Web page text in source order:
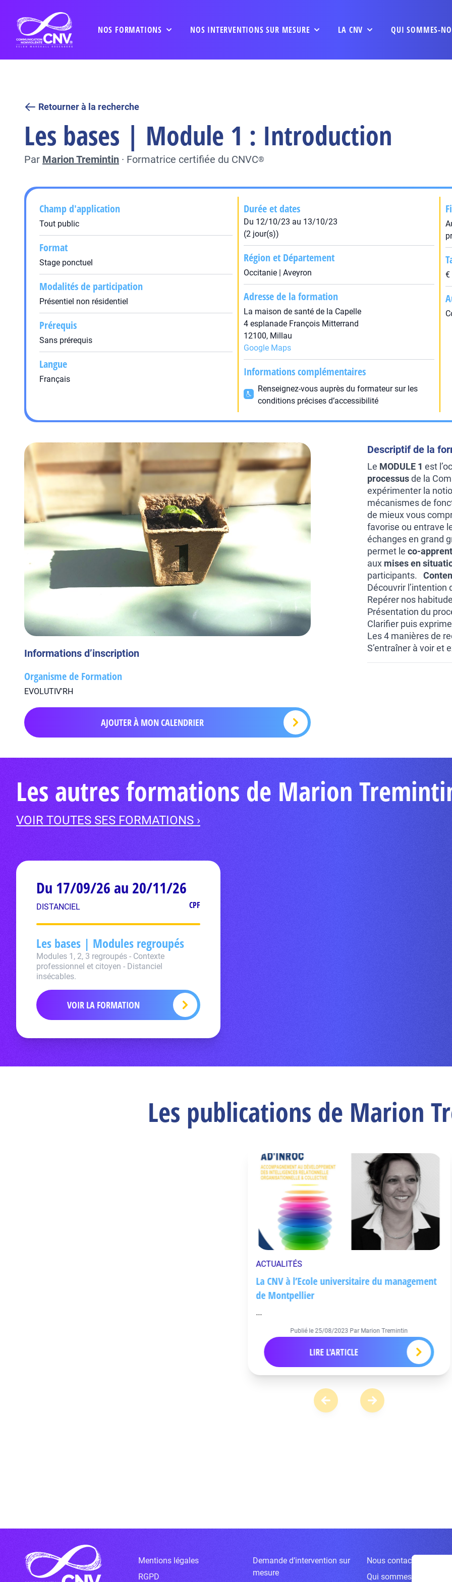
NOS FORMATIONS NOS INTERVENTIONS SUR MESURE LA CNV QUI SOMMES-
Retourner à la recherche
Les bases | Module 1 : Introduction
Par Marion Tremintin · Formatrice certifiée du CNVC®
Champ d'application
Tout public
Format
Stage ponctuel
Modalités de participation
Présentiel non résidentiel
Prérequis
Sans prérequis
Langue
Français
Durée et dates
Du 12/10/23 au 13/10/23
(2 jour(s))
Région et Département
Occitanie | Aveyron
Adresse de la formation
La maison de santé de la Capelle
4 esplanade François Mitterrand
12100, Millau
Google Maps
Informations complémentaires
Renseignez-vous auprès du formateur sur les
conditions précises d’accessibilité
€
Informations d’inscription
Organisme de Formation
EVOLUTIV'RH
AJOUTER À MON CALENDRIER
Descriptif de la
Le MODULE 1 est
processusde la
expérimenter la
mécanismes de
de mieux vous
favorise ou entrave
échanges en grand
permet le co-
aux mises en
participants.
Découvrir l’intention
Repérer nos
Présentation du
Clarifier puis
Les 4 manières de
S’entraîner à voir et
Les autres formations de Marion
VOIR TOUTES SES FORMATIONS ›
Du 17/09/26 au 20/11/26
DISTANCIEL CPF
Les bases | Modules regroupés
Modules 1, 2, 3 regroupés - Contexte
professionnel et citoyen - Distanciel
insécables.
VOIR LA FORMATION
Les publications de Marion
ACTUALITÉS
La CNV à l’Ecole universitaire du management
de Montpellier
...
Publié le25/08/2023 Par Marion Tremintin
LIRE L'ARTICLE
Mentions légales
RGPD
Demande d’intervention sur
mesure
Nous contacter
Qui sommes-nous ?